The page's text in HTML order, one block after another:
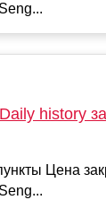
history
Цена